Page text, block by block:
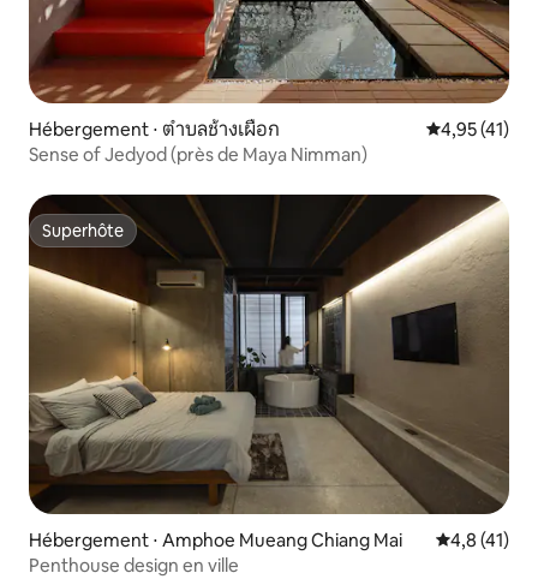
Hébergement ⋅ ตำบลช้างเผือก Évaluation
4,95 (41)
Sense of Jedyod (près de Maya Nimman)
Superhôte
Superhôte
Hébergement ⋅ Amphoe Mueang Chiang Mai Évaluation
4,8 (41)
Penthouse design en ville